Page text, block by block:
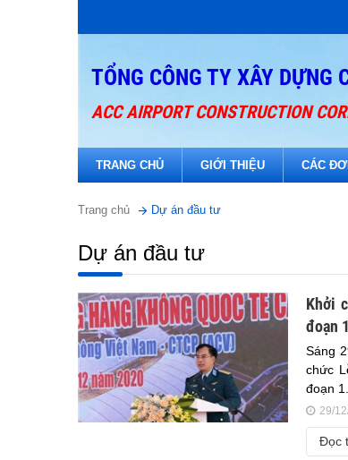
TỔNG CÔNG TY XÂY DỰNG
ACC AIRPORT CONSTRUCTION
TRANG CHỦ GIỚI THIỆU CÁC
Trang chủ Dự án đầu tư
Dự án đầu tư
Khởi
đoạn 1
Sáng
chức
đoạn
29/
Đọc